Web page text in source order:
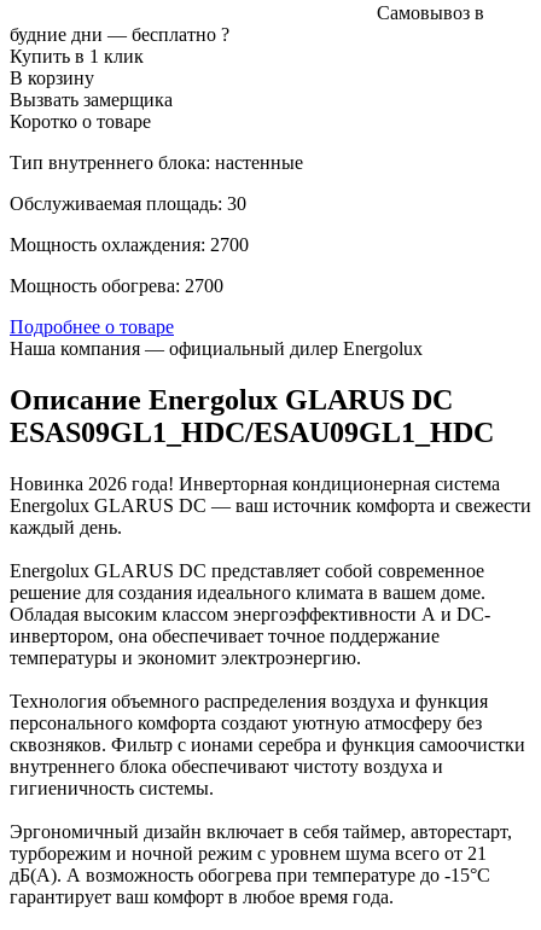
Самовывоз в
будние дни — бесплатно ?
Купить в 1 клик
В корзину
Вызвать замерщика
Коротко о товаре
Тип внутреннего блока: настенные
Обслуживаемая площадь: 30
Мощность охлаждения: 2700
Мощность обогрева: 2700
Подробнее о товаре
Наша компания — официальный дилер Energolux
Описание Energolux GLARUS DC
ESAS09GL1_HDC/ESAU09GL1_HDC
Новинка 2026 года! Инверторная кондиционерная система
Energolux GLARUS DC — ваш источник комфорта и свежести
каждый день.
Energolux GLARUS DC представляет собой современное
решение для создания идеального климата в вашем доме.
Обладая высоким классом энергоэффективности А и DC-
инвертором, она обеспечивает точное поддержание
температуры и экономит электроэнергию.
Технология объемного распределения воздуха и функция
персонального комфорта создают уютную атмосферу без
сквозняков. Фильтр с ионами серебра и функция самоочистки
внутреннего блока обеспечивают чистоту воздуха и
гигиеничность системы.
Эргономичный дизайн включает в себя таймер, авторестарт,
турборежим и ночной режим с уровнем шума всего от 21
дБ(А). А возможность обогрева при температуре до -15°C
гарантирует ваш комфорт в любое время года.